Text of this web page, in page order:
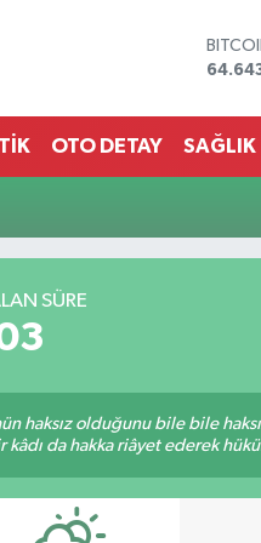
EURO
GRAM
OTO DETAY SAĞLIK
SÜRE
haksız olduğunu bile bile
da hakka riâyet ederek